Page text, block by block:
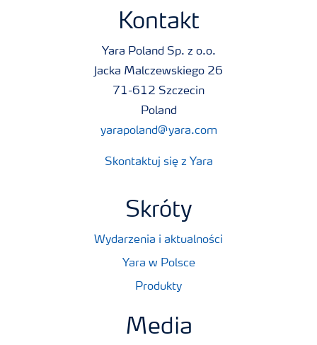
Kontakt
Yara Poland Sp. z o.o.
Jacka Malczewskiego 26
71-612 Szczecin
Poland
yarapoland@yara.com
Skontaktuj się z Yara
Skróty
Wydarzenia i aktualności
Yara w Polsce
Produkty
Media